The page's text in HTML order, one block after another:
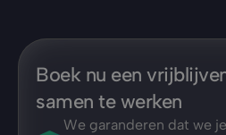
Boek nu een
samen te werken
We garanderen dat we